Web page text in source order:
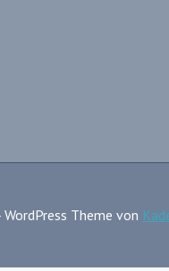
Theme von